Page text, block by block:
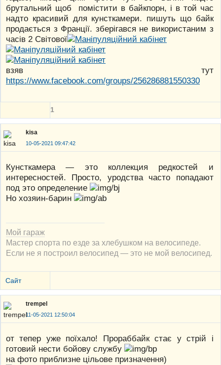
брутальний щоб помістити в байкпорн, і в той час
надто красивий для кунсткамери. пишуть що байк
продається з Франції. зберігався не використаним з
часів 2 Світової
взяв тут
https://www.facebook.com/groups/256286881550330
1
kisa
10-05-2021 09:47:42
Кунсткамера — это коллекция редкостей и
интересностей. Просто, уродства часто попадают
под это определение
Но хозяин-барин
Мой гараж
Мастер спорта по езде за хлебушком на велосипеде.
Если не я построил велосипед — это не мой велосипед.
Сайт
trempel
11-05-2021 12:50:04
от тепер уже поїхало! Прораббайк стає у стрій і
готовий нести бойову службу
на фото приблизне цільове призначення)